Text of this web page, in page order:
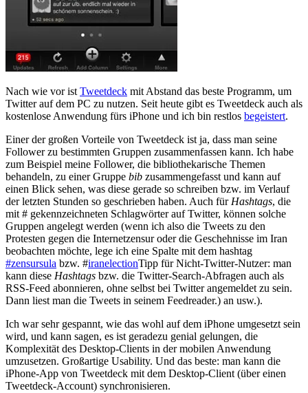
Nach wie vor ist Tweetdeck mit Abstand das beste Programm, um
Twitter auf dem PC zu nutzen. Seit heute gibt es Tweetdeck auch als
kostenlose Anwendung fürs iPhone und ich bin restlos begeistert.
Einer der großen Vorteile von Tweetdeck ist ja, dass man seine
Follower zu bestimmten Gruppen zusammenfassen kann. Ich habe
zum Beispiel meine Follower, die bibliothekarische Themen
behandeln, zu einer Gruppe bib zusammengefasst und kann auf
einen Blick sehen, was diese gerade so schreiben bzw. im Verlauf
der letzten Stunden so geschrieben haben. Auch für Hashtags, die
mit # gekennzeichneten Schlagwörter auf Twitter, können solche
Gruppen angelegt werden (wenn ich also die Tweets zu den
Protesten gegen die Internetzensur oder die Geschehnisse im Iran
beobachten möchte, lege ich eine Spalte mit dem hashtag
#zensursula bzw. #iranelectionTipp für Nicht-Twitter-Nutzer: man
kann diese Hashtags bzw. die Twitter-Search-Abfragen auch als
RSS-Feed abonnieren, ohne selbst bei Twitter angemeldet zu sein.
Dann liest man die Tweets in seinem Feedreader.) an usw.).
Ich war sehr gespannt, wie das wohl auf dem iPhone umgesetzt sein
wird, und kann sagen, es ist geradezu genial gelungen, die
Komplexität des Desktop-Clients in der mobilen Anwendung
umzusetzen. Großartige Usability. Und das beste: man kann die
iPhone-App von Tweetdeck mit dem Desktop-Client (über einen
Tweetdeck-Account) synchronisieren.